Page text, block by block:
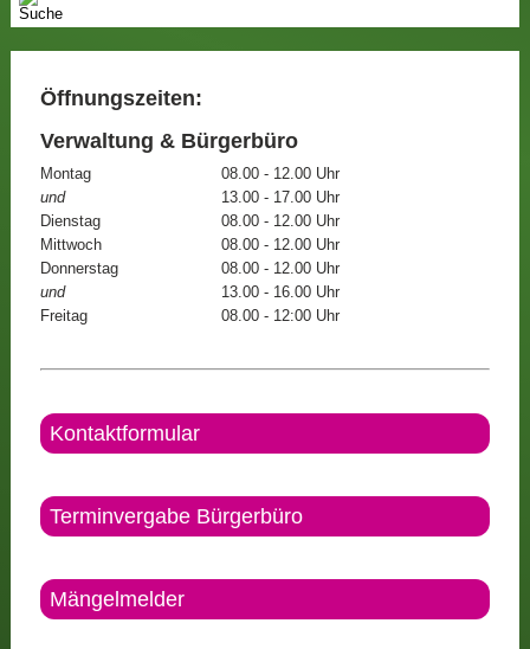
Öffnungszeiten:
Verwaltung & Bürgerbüro
Montag
08.00 - 12.00 Uhr
und
13.00 - 17.00 Uhr
Dienstag
08.00 - 12.00 Uhr
Mittwoch
08.00 - 12.00 Uhr
Donnerstag
08.00 - 12.00 Uhr
und
13.00 - 16.00 Uhr
Freitag
08.00 - 12:00 Uhr
Kontaktformular
Terminvergabe Bürgerbüro
Mängelmelder